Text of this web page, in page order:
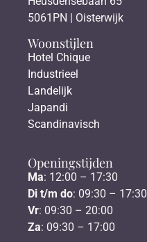
5061PN | Oisterwijk
Woonstijlen
Hotel Chique
Industrieel
Landelijk
Japandi
Scandinavisch
Openingstijden
Ma: 12:00 – 17:30
Di t/m do: 09:30 – 17:30
Vr: 09:30 – 20:00
Za: 09:30 – 17:00